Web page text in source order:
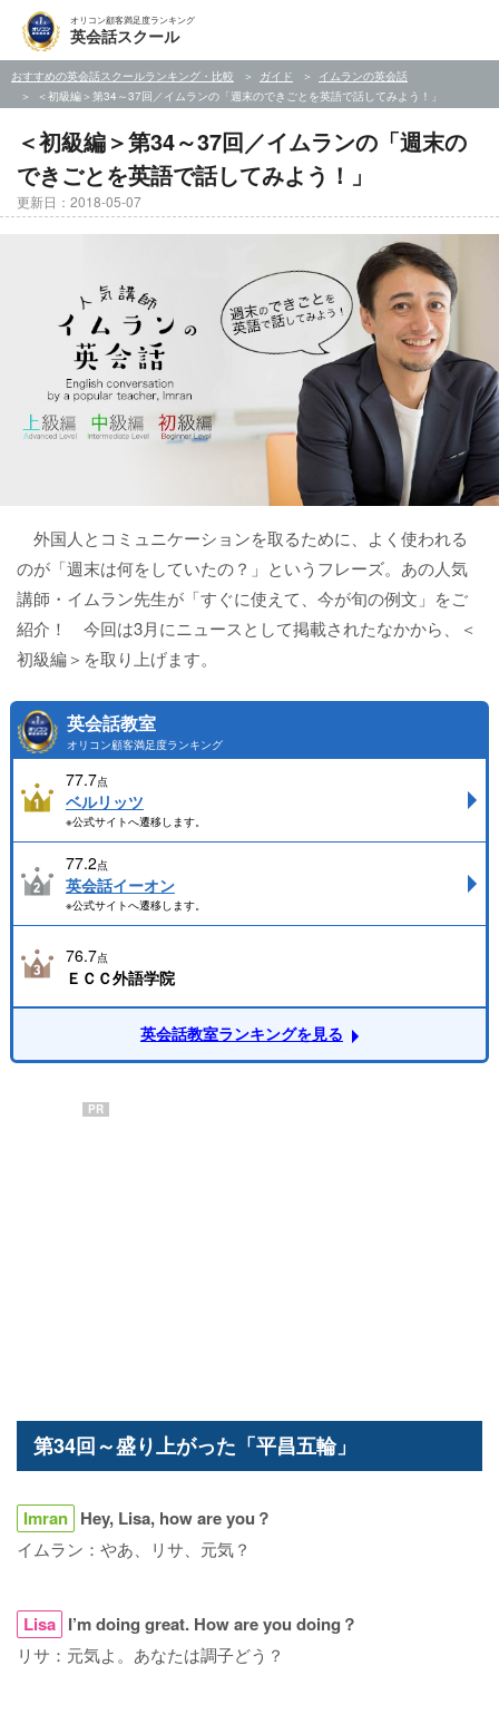
オリコン顧客満足度ランキング
英会話スクール
おすすめの英会話スクールランキング・比較 ガイド
イムランの英会話
＜初級編＞第34～37回／イムランの「週末のできごとを英語で話してみよう！」
＜初級編＞第34～37回／イムランの「週末の
できごとを英語で話してみよう！」
更新日：2018-05-07
外国人とコミュニケーションを取るために、よく使われる
のが「週末は何をしていたの？」というフレーズ。あの人気
講師・イムラン先生が「すぐに使えて、今が旬の例文」をご
紹介！ 今回は3月にニュースとして掲載されたなかから、＜
初級編＞を取り上げます。
英会話教室
オリコン顧客満足度ランキング
77.7点
ベルリッツ
※公式サイトへ遷移します。
77.2点
英会話イーオン
※公式サイトへ遷移します。
76.7点
ＥＣＣ外語学院
英会話教室ランキングを見る
PR
第34回～盛り上がった「平昌五輪」
Imran Hey, Lisa, how are you？
イムラン：やあ、リサ、元気？
Lisa I’m doing great. How are you doing？
リサ：元気よ。あなたは調子どう？